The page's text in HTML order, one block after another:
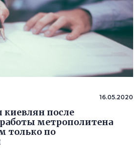
16.05.2020
киевлян после
метрополитена
только по